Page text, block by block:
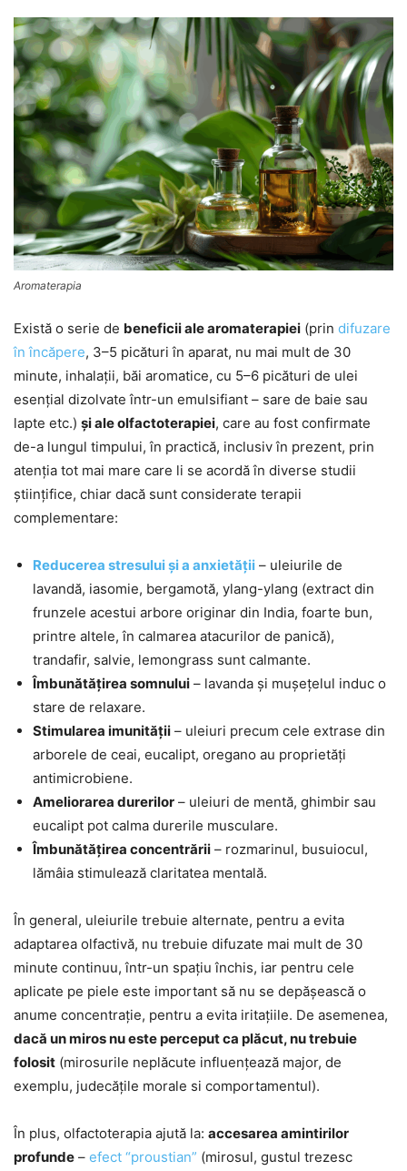
Aromaterapia
Există o serie de beneficii ale aromaterapiei (prin difuzare
în încăpere, 3–5 picături în aparat, nu mai mult de 30
minute, inhalații, băi aromatice, cu 5–6 picături de ulei
esențial dizolvate într-un emulsifiant – sare de baie sau
lapte etc.) şi ale olfactoterapiei, care au fost confirmate
de-a lungul timpului, în practică, inclusiv în prezent, prin
atenţia tot mai mare care li se acordă în diverse studii
ştiinţifice, chiar dacă sunt considerate terapii
complementare:
Reducerea stresului și a anxietății – uleiurile de
lavandă, iasomie, bergamotă, ylang-ylang (extract din
frunzele acestui arbore originar din India, foarte bun,
printre altele, în calmarea atacurilor de panică),
trandafir, salvie, lemongrass sunt calmante.
Îmbunătățirea somnului – lavanda și mușețelul induc o
stare de relaxare.
Stimularea imunității – uleiuri precum cele extrase din
arborele de ceai, eucalipt, oregano au proprietăți
antimicrobiene.
Ameliorarea durerilor – uleiuri de mentă, ghimbir sau
eucalipt pot calma durerile musculare.
Îmbunătățirea concentrării – rozmarinul, busuiocul,
lămâia stimulează claritatea mentală.
În general, uleiurile trebuie alternate, pentru a evita
adaptarea olfactivă, nu trebuie difuzate mai mult de 30
minute continuu, într-un spațiu închis, iar pentru cele
aplicate pe piele este important să nu se depăşească o
anume concentraţie, pentru a evita iritaţiile. De asemenea,
dacă un miros nu este perceput ca plăcut, nu trebuie
folosit (mirosurile neplăcute influenţează major, de
exemplu, judecăţile morale si comportamentul).
În plus, olfactoterapia ajută la: accesarea amintirilor
profunde – efect “proustian” (mirosul, gustul trezesc